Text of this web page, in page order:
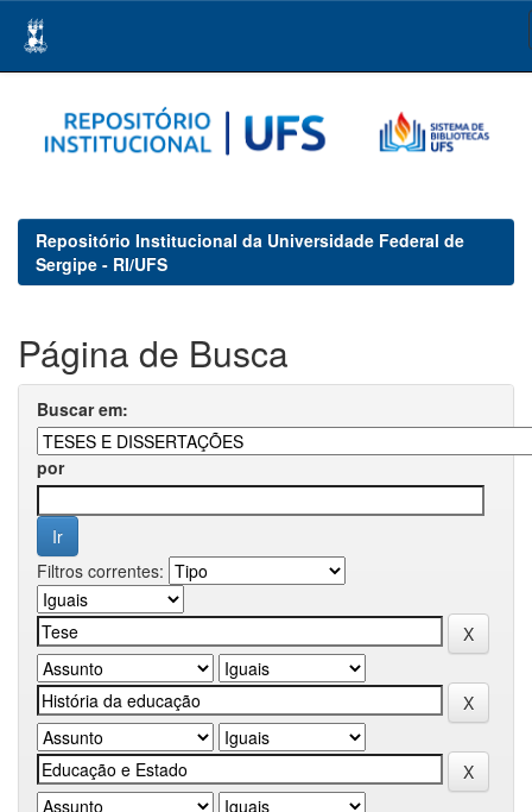
navigation
Repositório Institucional da Universidade Federal de
Sergipe - RI/UFS
Página de Busca
Buscar em:
por
Filtros correntes: